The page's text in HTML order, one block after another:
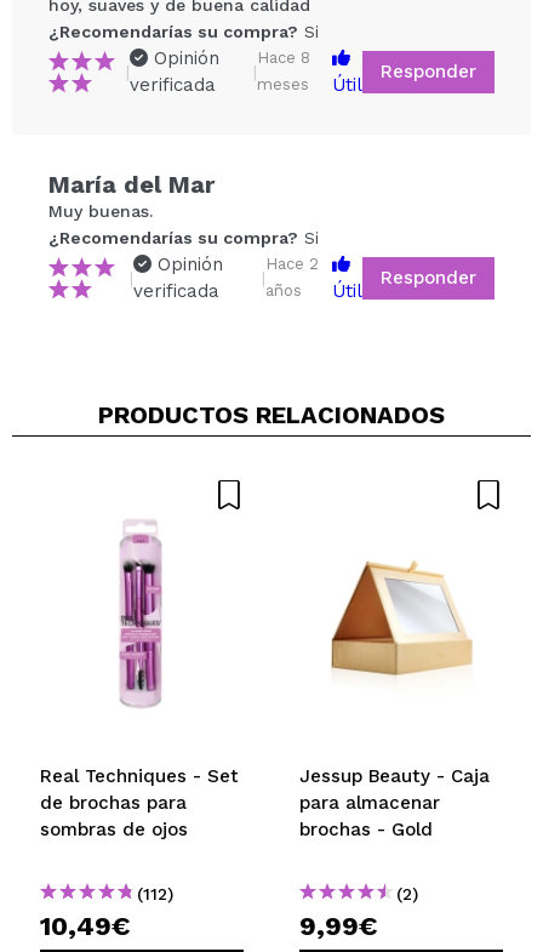
Compartir un vídeo o una foto
Tu vídeo podría ser el primero. Imagínatelo...
¿Recomendarías su compra? Si No
hoy, suaves y de buena calidad
¿Recomendarías su compra? Si
|
Opinión
verificada
|
Hace 8
meses
Útil
Responder
María del Mar
Muy buenas.
¿Recomendarías su compra? Si
|
Opinión
verificada
|
Hace 2
años
Útil
Responder
PRODUCTOS RELACIONADOS
Real Techniques - Set
de brochas para
sombras de ojos
(112)
10,49€
Jessup Beauty - Caja
para almacenar
brochas - Gold
(2)
9,99€